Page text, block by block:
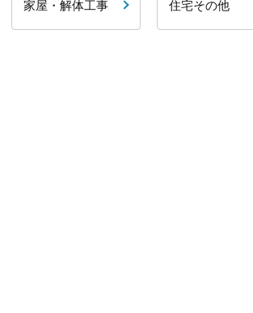
家屋・解体工事 住宅その他